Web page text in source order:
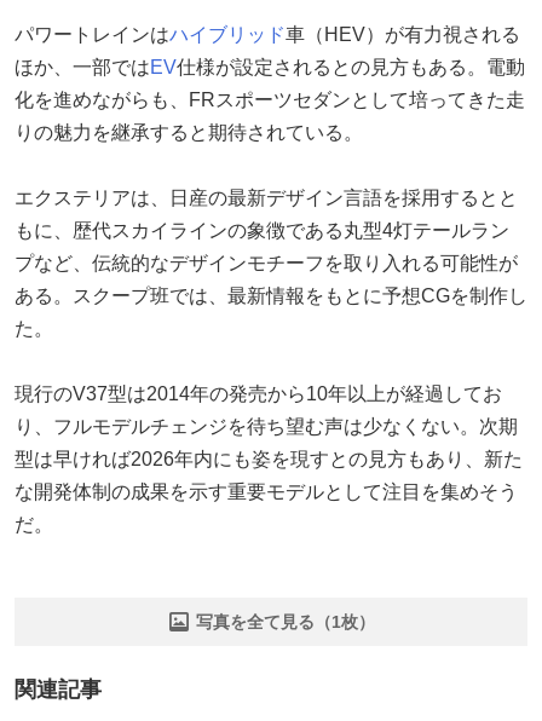
パワートレインはハイブリッド車（HEV）が有力視される
ほか、一部ではEV仕様が設定されるとの見方もある。電動
化を進めながらも、FRスポーツセダンとして培ってきた走
りの魅力を継承すると期待されている。
エクステリアは、日産の最新デザイン言語を採用するとと
もに、歴代スカイラインの象徴である丸型4灯テールラン
プなど、伝統的なデザインモチーフを取り入れる可能性が
ある。スクープ班では、最新情報をもとに予想CGを制作し
た。
現行のV37型は2014年の発売から10年以上が経過してお
り、フルモデルチェンジを待ち望む声は少なくない。次期
型は早ければ2026年内にも姿を現すとの見方もあり、新た
な開発体制の成果を示す重要モデルとして注目を集めそう
だ。
写真を全て見る（1枚）
関連記事